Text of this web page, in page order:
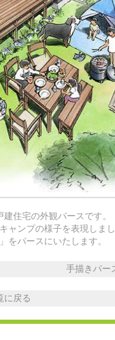
住宅の外観パースです。
ャンプの様子を表現しま
をパースにいたします。
手描きパー
に戻る